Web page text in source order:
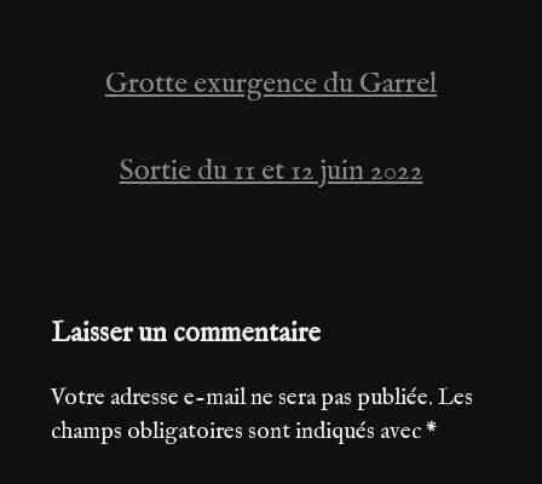
Navigation
Grotte exurgence du Garrel
Sortie du 11 et 12 juin 2022
Laisser un commentaire
Votre adresse e-mail ne sera pas publiée. Les
champs obligatoires sont indiqués avec*